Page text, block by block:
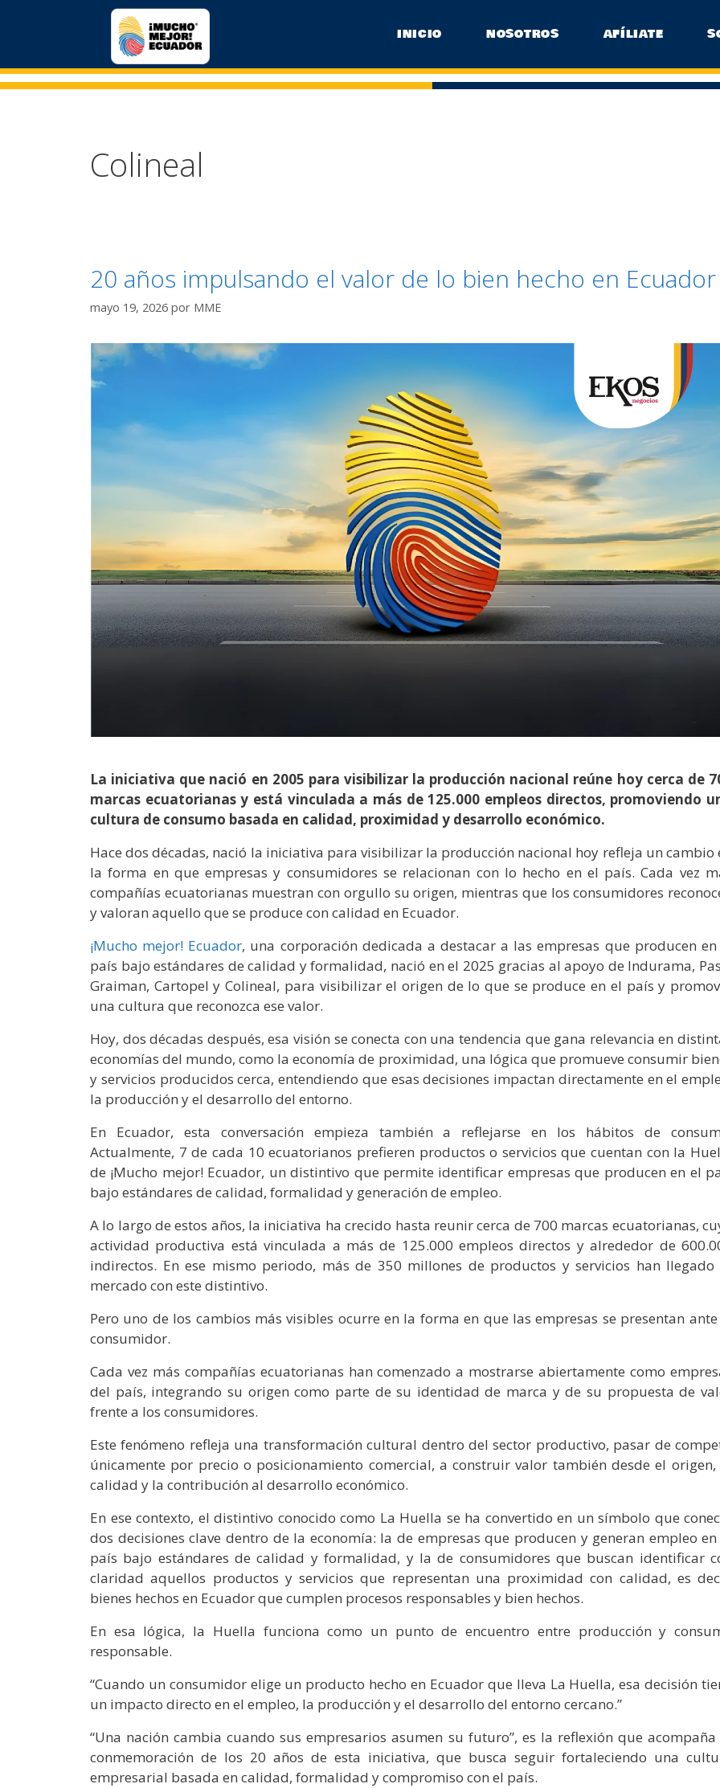
INICIO NOSOTROS AFÍLIATE
Colineal
20 años impulsando el valor de lo bien hecho en Ecuador
mayo 19, 2026 por MME
La iniciativa que nació en 2005 para visibilizar la producción nacional reúne hoy cerca de
marcas ecuatorianas y está vinculada a más de 125.000 empleos directos, promoviendo
cultura de consumo basada en calidad, proximidad y desarrollo económico.
Hace dos décadas, nació la iniciativa para visibilizar la producción nacional hoy refleja un cambio
la forma en que empresas y consumidores se relacionan con lo hecho en el país. Cada vez
compañías ecuatorianas muestran con orgullo su origen, mientras que los consumidores
y valoran aquello que se produce con calidad en Ecuador.
¡Mucho mejor! Ecuador, una corporación dedicada a destacar a las empresas que producen en
país bajo estándares de calidad y formalidad, nació en el 2025 gracias al apoyo de Indurama,
Graiman, Cartopel y Colineal, para visibilizar el origen de lo que se produce en el país y
una cultura que reconozca ese valor.
Hoy, dos décadas después, esa visión se conecta con una tendencia que gana relevancia en
economías del mundo, como la economía de proximidad, una lógica que promueve consumir
y servicios producidos cerca, entendiendo que esas decisiones impactan directamente en el
la producción y el desarrollo del entorno.
En Ecuador, esta conversación empieza también a reflejarse en los hábitos de
Actualmente, 7 de cada 10 ecuatorianos prefieren productos o servicios que cuentan con la
de ¡Mucho mejor! Ecuador, un distintivo que permite identificar empresas que producen en el
bajo estándares de calidad, formalidad y generación de empleo.
A lo largo de estos años, la iniciativa ha crecido hasta reunir cerca de 700 marcas ecuatorianas,
actividad productiva está vinculada a más de 125.000 empleos directos y alrededor de
indirectos. En ese mismo periodo, más de 350 millones de productos y servicios han llegado
mercado con este distintivo.
Pero uno de los cambios más visibles ocurre en la forma en que las empresas se presentan ante
consumidor.
Cada vez más compañías ecuatorianas han comenzado a mostrarse abiertamente como
del país, integrando su origen como parte de su identidad de marca y de su propuesta de
frente a los consumidores.
Este fenómeno refleja una transformación cultural dentro del sector productivo, pasar de
únicamente por precio o posicionamiento comercial, a construir valor también desde el origen,
calidad y la contribución al desarrollo económico.
En ese contexto, el distintivo conocido como La Huella se ha convertido en un símbolo que
dos decisiones clave dentro de la economía: la de empresas que producen y generan empleo en
país bajo estándares de calidad y formalidad, y la de consumidores que buscan identificar
claridad aquellos productos y servicios que representan una proximidad con calidad, es
bienes hechos en Ecuador que cumplen procesos responsables y bien hechos.
En esa lógica, la Huella funciona como un punto de encuentro entre producción y
responsable.
“Cuando un consumidor elige un producto hecho en Ecuador que lleva La Huella, esa decisión
un impacto directo en el empleo, la producción y el desarrollo del entorno cercano.”
“Una nación cambia cuando sus empresarios asumen su futuro”, es la reflexión que acompaña
conmemoración de los 20 años de esta iniciativa, que busca seguir fortaleciendo una
empresarial basada en calidad, formalidad y compromiso con el país.